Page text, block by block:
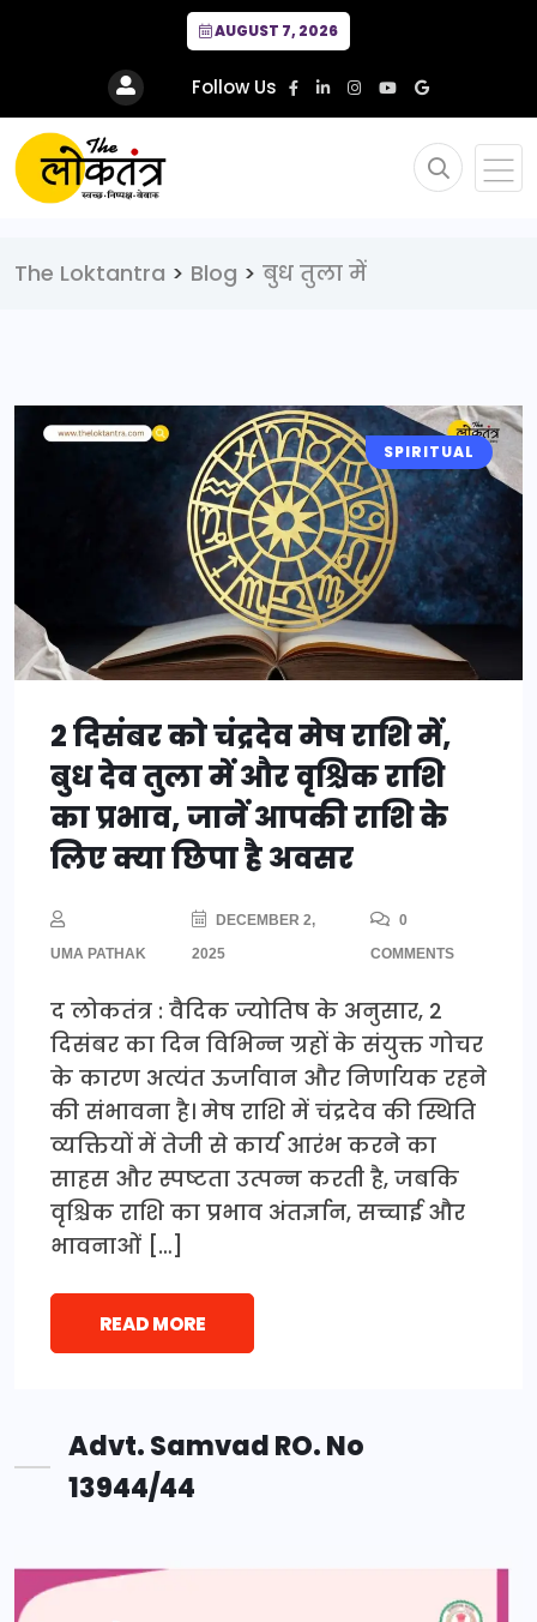
AUGUST 7, 2026
Follow Us
The Loktantra > Blog > बुध तुला में
SPIRITUAL
2 दिसंबर को चंद्रदेव मेष राशि में,
बुध देव तुला में और वृश्चिक राशि
का प्रभाव, जानें आपकी राशि के
लिए क्या छिपा है अवसर
UMA PATHAK
DECEMBER 2,
2025
0
COMMENTS
द लोकतंत्र : वैदिक ज्योतिष के अनुसार, 2
दिसंबर का दिन विभिन्न ग्रहों के संयुक्त गोचर
के कारण अत्यंत ऊर्जावान और निर्णायक रहने
की संभावना है। मेष राशि में चंद्रदेव की स्थिति
व्यक्तियों में तेजी से कार्य आरंभ करने का
साहस और स्पष्टता उत्पन्न करती है, जबकि
वृश्चिक राशि का प्रभाव अंतर्ज्ञान, सच्चाई और
भावनाओं […]
READ MORE
Advt. Samvad RO. No
13944/44